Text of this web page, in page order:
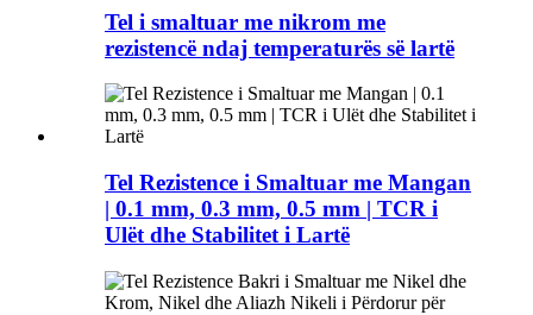
Tel i smaltuar me nikrom me
rezistencë ndaj temperaturës së lartë
Tel Rezistence i Smaltuar me Mangan
| 0.1 mm, 0.3 mm, 0.5 mm | TCR i
Ulët dhe Stabilitet i Lartë